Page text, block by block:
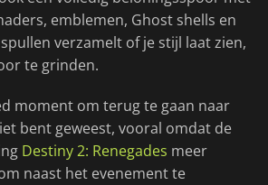
emblemen, Ghost shells en
verzamelt of je stijl laat zien,
te grinden.
moment om terug te gaan naar
bent geweest, vooral omdat de
Destiny 2: Renegades meer
naast het evenement te